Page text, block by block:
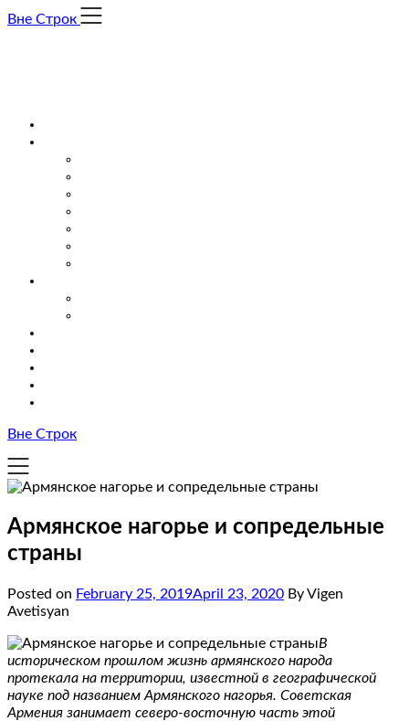
Skip
Вне Строк
Вне Строк
Армянское нагорье и сопредельные
страны
Posted on February 25, 2019April 23, 2020 By Vigen
Avetisyan
В
историческом прошлом жизнь армянского народа
протекала на территории, известной в географической
науке под названием Армянского нагорья. Советская
Армения занимает северо‐восточную часть этой